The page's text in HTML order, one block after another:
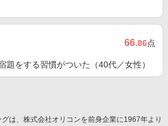
66.86点
題をする習慣がついた（40代／女性）
は、株式会社オリコンを前身企業に1967年より